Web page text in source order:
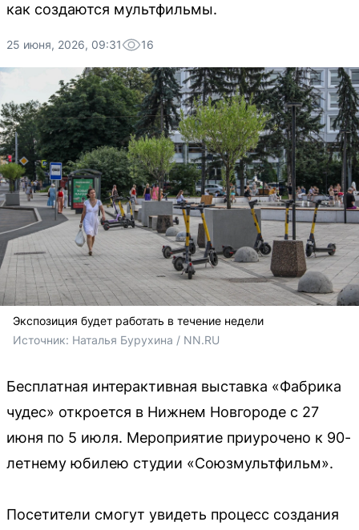
как создаются мультфильмы.
25 июня, 2026, 09:31 16
Экспозиция будет работать в течение недели
Источник: Наталья Бурухина / NN.RU
Бесплатная интерактивная выставка «Фабрика
чудес» откроется в Нижнем Новгороде с 27
июня по 5 июля. Мероприятие приурочено к 90-
летнему юбилею студии «Союзмультфильм».
Посетители смогут увидеть процесс создания